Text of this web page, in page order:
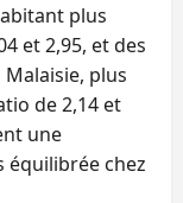
plus
et 2,95, et des
Malaisie, plus
de 2,14 et
une
équilibrée chez